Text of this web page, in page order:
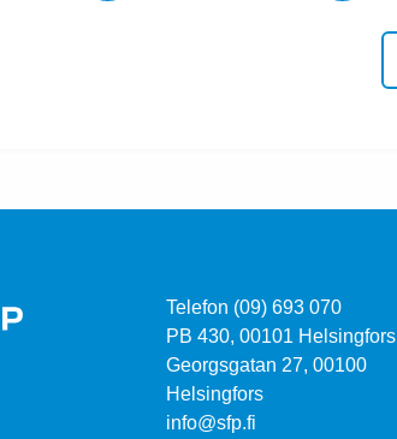
Telefon (09) 693 070
PB 430, 00101 Helsingfors
Georgsgatan 27, 00100
Helsingfors
info@sfp.fi